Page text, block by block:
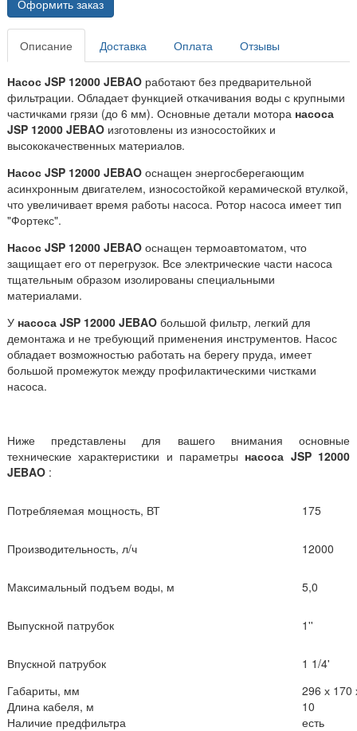
Оформить заказ
Описание Доставка Оплата Отзывы
Насос JSP 12000 JEBAO работают без предварительной
фильтрации. Обладает функцией откачивания воды с крупными
частичками грязи (до 6 мм). Основные детали мотора насоса
JSP 12000 JEBAO изготовлены из износостойких и
высококачественных материалов.
Насос JSP 12000 JEBAO оснащен энергосберегающим
асинхронным двигателем, износостойкой керамической втулкой,
что увеличивает время работы насоса. Ротор насоса имеет тип
"Фортекс".
Насос JSP 12000 JEBAO оснащен термоавтоматом, что
защищает его от перегрузок. Все электрические части насоса
тщательным образом изолированы специальными
материалами.
У насоса JSP 12000 JEBAO большой фильтр, легкий для
демонтажа и не требующий применения инструментов. Насос
обладает возможностью работать на берегу пруда, имеет
большой промежуток между профилактическими чистками
насоса.
Ниже представлены для вашего внимания основные
технические характеристики и параметры насоса JSP 12000
JEBAO :
Потребляемая мощность, ВТ 175
Производительность, л/ч 12000
Максимальный подъем воды, м 5,0
Выпускной патрубок 1''
Впускной патрубок
1 1/4'
Габариты, мм
296 х 170
Длина кабеля, м
10
Наличие предфильтра
есть